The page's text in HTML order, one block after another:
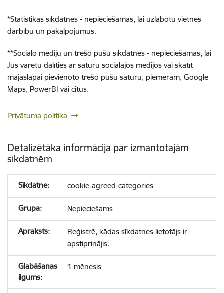
*Statistikas sīkdatnes - nepieciešamas, lai uzlabotu vietnes
darbību un pakalpojumus.
**Sociālo mediju un trešo pušu sīkdatnes - nepieciešamas, lai
Jūs varētu dalīties ar saturu sociālajos medijos vai skatīt
mājaslapai pievienoto trešo pušu saturu, piemēram, Google
Maps, PowerBI vai citus.
Privātuma politika
Detalizētāka informācija par izmantotajām
sīkdatnēm
cookie-agreed-categories
Nepieciešams
Reģistrē, kādas sīkdatnes lietotājs ir
apstiprinājis.
1 mēnesis